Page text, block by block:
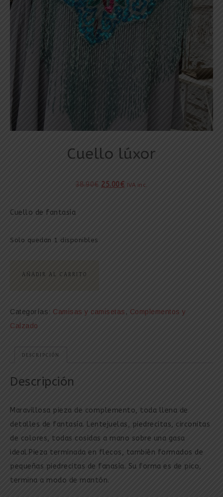
Cuello lúxor
38.90€ 25.00€ IVA inc.
Cuello de fantasía
Solo quedan 1 disponibles
AÑADIR AL CARRITO
Categorías: Camisas y camisetas , Complementos y
Calzado
DESCRIPCIÓN
Descripción
Maravillosa pieza de complemento, toda llena de
detalles de fantasía. Lentejuelas, piedrecitas, circonitas
de colores, todas cosidas a mano sobre una gasa
ideal.Pieza terminada en flecos, también formados de
pequeñas piedrecitas de fanasía. Su forma es de pico,
termina a modo de mantón.